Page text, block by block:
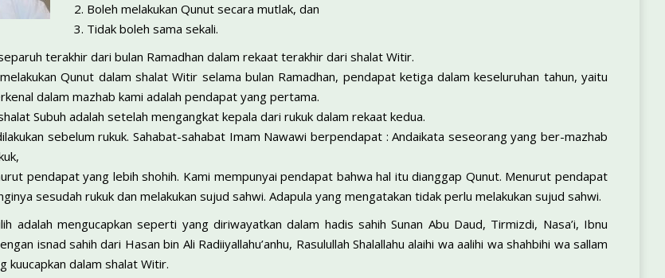
2. Boleh melakukan Qunut secara mutlak, dan
3. Tidak boleh sama sekali.
terakhir dari bulan Ramadhan dalam rekaat terakhir dari shalat Witir.
Qunut dalam shalat Witir selama bulan Ramadhan, pendapat ketiga dalam keseluruhan tahun, yaitu
dalam mazhab kami adalah pendapat yang pertama.
Subuh adalah setelah mengangkat kepala dari rukuk dalam rekaat kedua.
sebelum rukuk. Sahabat-sahabat Imam Nawawi berpendapat : Andaikata seseorang yang ber-mazhab
pendapat yang lebih shohih. Kami mempunyai pendapat bahwa hal itu dianggap Qunut. Menurut pendapat
sesudah rukuk dan melakukan sujud sahwi. Adapula yang mengatakan tidak perlu melakukan sujud sahwi.
adalah mengucapkan seperti yang diriwayatkan dalam hadis sahih Sunan Abu Daud, Tirmizdi, Nasa’i, Ibnu
isnad sahih dari Hasan bin Ali Radiiyallahu’anhu, Rasulullah Shalallahu alaihi wa aalihi wa shahbihi wa sallam
kuucapkan dalam shalat Witir.